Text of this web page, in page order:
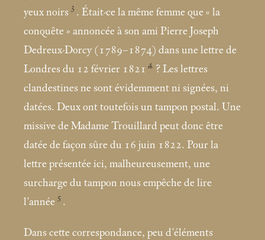
yeux noirs 3 . Était-ce la même femme que « la
conquête » annoncée à son ami Pierre Joseph
Dedreux-Dorcy (1789–1874) dans une lettre de
Londres du 12 février 1821 4 ? Les lettres
clandestines ne sont évidemment ni signées, ni
datées. Deux ont toutefois un tampon postal. Une
missive de Madame Trouillard peut donc être
datée de façon sûre du 16 juin 1822. Pour la
lettre présentée ici, malheureusement, une
surcharge du tampon nous empêche de lire
l’année 5 .
Dans cette correspondance, peu d’éléments